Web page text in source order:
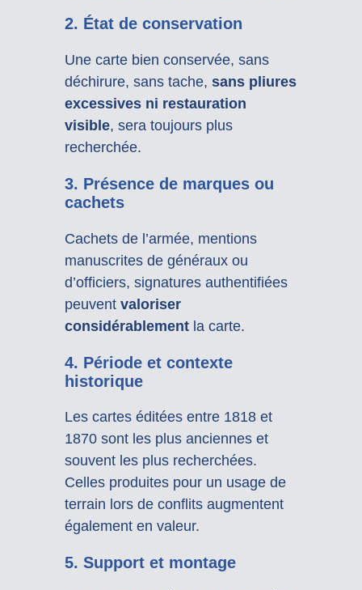
2. État de conservation
Une carte bien conservée, sans
déchirure, sans tache, sans pliures
excessives ni restauration
visible, sera toujours plus
recherchée.
3. Présence de marques ou
cachets
Cachets de l’armée, mentions
manuscrites de généraux ou
d’officiers, signatures authentifiées
peuvent valoriser
considérablementla carte.
4. Période et contexte
historique
Les cartes éditées entre 1818 et
1870 sont les plus anciennes et
souvent les plus recherchées.
Celles produites pour un usage de
terrain lors de conflits augmentent
également en valeur.
5. Support et montage